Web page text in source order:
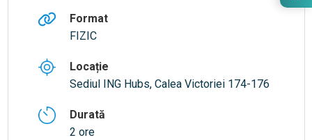
Format
FIZIC
Locație
Sediul ING Hubs, Calea Victoriei 174-176
Durată
2 ore